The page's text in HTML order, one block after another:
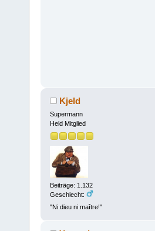
Kjeld
Supermann
Held Mitglied
Beiträge: 1.132
Geschlecht:
"Ni dieu ni maître!"